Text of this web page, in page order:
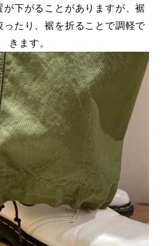
下がることがありますが、裾
たり、裾を折ることで調軽で
きます。